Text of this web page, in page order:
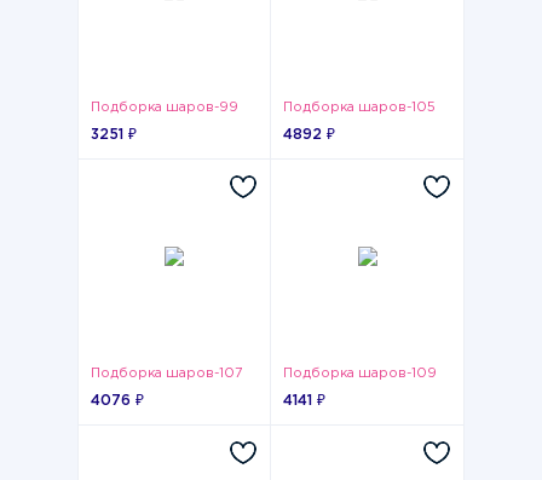
Подборка шаров-99
3251 ₽
Подборка шаров-105
4892 ₽
Подборка шаров-107
4076 ₽
Подборка шаров-109
4141 ₽